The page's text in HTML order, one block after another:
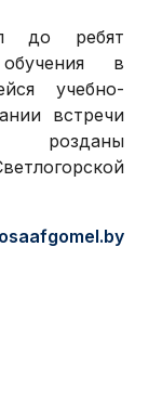
до ребят
в
учебно-
встречи
розданы